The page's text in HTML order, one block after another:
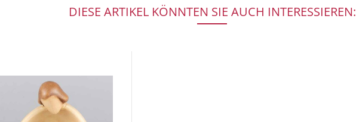
DIESE ARTIKEL KÖNNTEN SIE AUCH INTERESSIEREN: